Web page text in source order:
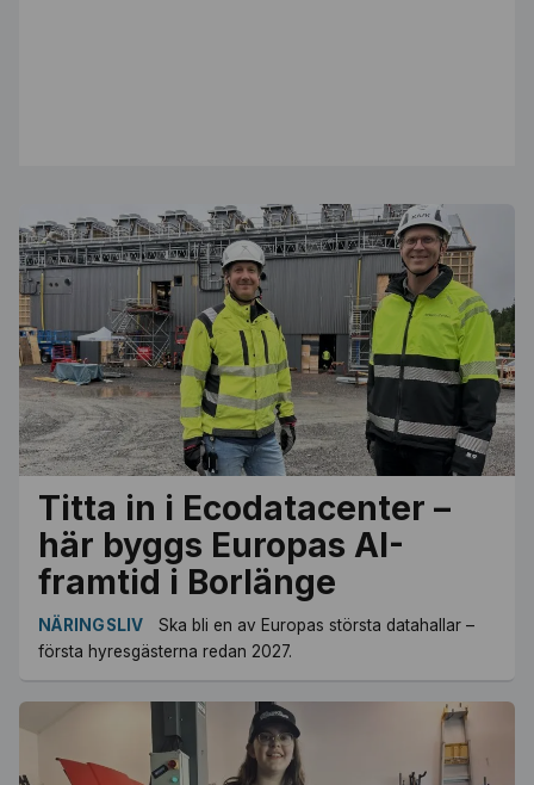
Titta in i Ecodatacenter –
här byggs Europas AI-
framtid i Borlänge
NÄRINGSLIV
Ska bli en av Europas största datahallar –
första hyresgästerna redan 2027.